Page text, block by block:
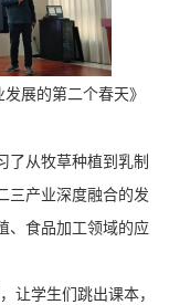
展的第二个春天》
了从牧草种植到乳制
三产业深度融合的发
、食品加工领域的应
让学生们跳出课本，